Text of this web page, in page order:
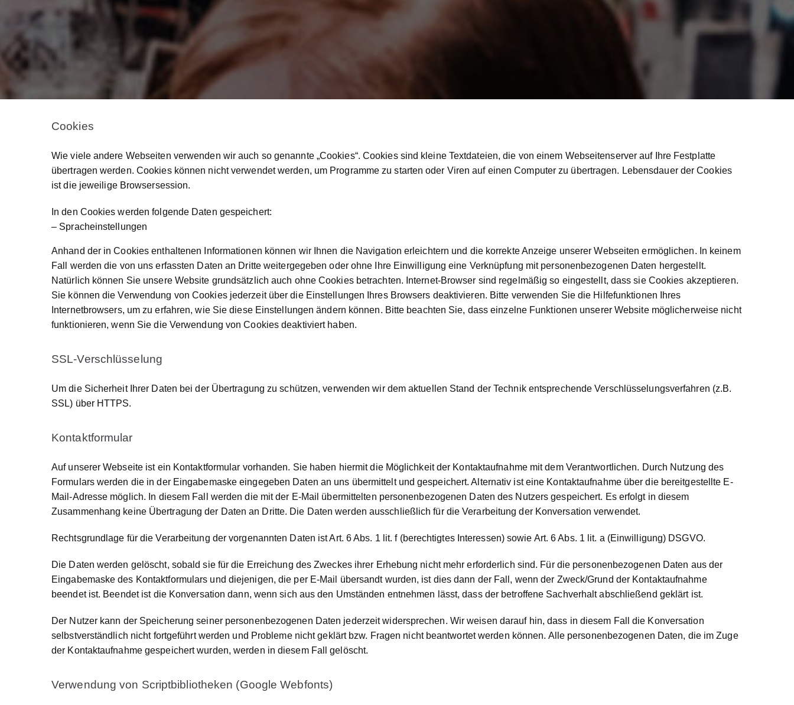
Cookies
Wie viele andere Webseiten verwenden wir auch so genannte „Cookies“. Cookies sind kleine Textdateien, die von einem Webseitenserver auf Ihre Festplatte
übertragen werden. Cookies können nicht verwendet werden, um Programme zu starten oder Viren auf einen Computer zu übertragen. Lebensdauer der Cookies
ist die jeweilige Browsersession.
In den Cookies werden folgende Daten gespeichert:
– Spracheinstellungen
Anhand der in Cookies enthaltenen Informationen können wir Ihnen die Navigation erleichtern und die korrekte Anzeige unserer Webseiten ermöglichen. In keinem
Fall werden die von uns erfassten Daten an Dritte weitergegeben oder ohne Ihre Einwilligung eine Verknüpfung mit personenbezogenen Daten hergestellt.
Natürlich können Sie unsere Website grundsätzlich auch ohne Cookies betrachten. Internet-Browser sind regelmäßig so eingestellt, dass sie Cookies akzeptieren.
Sie können die Verwendung von Cookies jederzeit über die Einstellungen Ihres Browsers deaktivieren. Bitte verwenden Sie die Hilfefunktionen Ihres
Internetbrowsers, um zu erfahren, wie Sie diese Einstellungen ändern können. Bitte beachten Sie, dass einzelne Funktionen unserer Website möglicherweise nicht
funktionieren, wenn Sie die Verwendung von Cookies deaktiviert haben.
SSL-Verschlüsselung
Um die Sicherheit Ihrer Daten bei der Übertragung zu schützen, verwenden wir dem aktuellen Stand der Technik entsprechende Verschlüsselungsverfahren (z.B.
SSL) über HTTPS.
Kontaktformular
Auf unserer Webseite ist ein Kontaktformular vorhanden. Sie haben hiermit die Möglichkeit der Kontaktaufnahme mit dem Verantwortlichen. Durch Nutzung des
Formulars werden die in der Eingabemaske eingegeben Daten an uns übermittelt und gespeichert. Alternativ ist eine Kontaktaufnahme über die bereitgestellte E-
Mail-Adresse möglich. In diesem Fall werden die mit der E-Mail übermittelten personenbezogenen Daten des Nutzers gespeichert. Es erfolgt in diesem
Zusammenhang keine Übertragung der Daten an Dritte. Die Daten werden ausschließlich für die Verarbeitung der Konversation verwendet.
Rechtsgrundlage für die Verarbeitung der vorgenannten Daten ist Art. 6 Abs. 1 lit. f (berechtigtes Interessen) sowie Art. 6 Abs. 1 lit. a (Einwilligung) DSGVO.
Die Daten werden gelöscht, sobald sie für die Erreichung des Zweckes ihrer Erhebung nicht mehr erforderlich sind. Für die personenbezogenen Daten aus der
Eingabemaske des Kontaktformulars und diejenigen, die per E-Mail übersandt wurden, ist dies dann der Fall, wenn der Zweck/Grund der Kontaktaufnahme
beendet ist. Beendet ist die Konversation dann, wenn sich aus den Umständen entnehmen lässt, dass der betroffene Sachverhalt abschließend geklärt ist.
Der Nutzer kann der Speicherung seiner personenbezogenen Daten jederzeit widersprechen. Wir weisen darauf hin, dass in diesem Fall die Konversation
selbstverständlich nicht fortgeführt werden und Probleme nicht geklärt bzw. Fragen nicht beantwortet werden können. Alle personenbezogenen Daten, die im Zuge
der Kontaktaufnahme gespeichert wurden, werden in diesem Fall gelöscht.
Verwendung von Scriptbibliotheken (Google Webfonts)